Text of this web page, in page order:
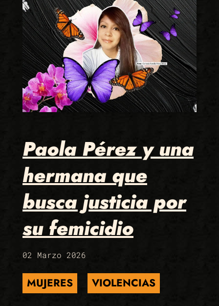
Paola Pérez y una
hermana que
busca justicia por
su femicidio
02 Marzo 2026
MUJERES VIOLENCIAS